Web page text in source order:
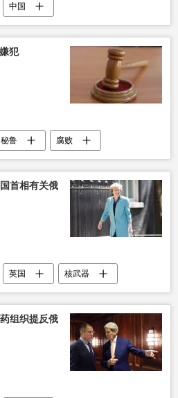
中国
赛 装备
犯
秘鲁 腐败
首相有关俄
英国
核武器
组织提反俄